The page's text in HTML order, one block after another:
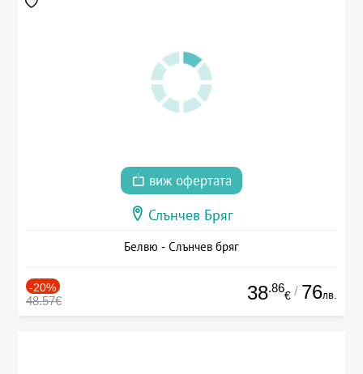
виж офертата
Слънчев Бряг
Белвю - Слънчев бряг
-20%
48.57€ 38.86
€ / 76лв.